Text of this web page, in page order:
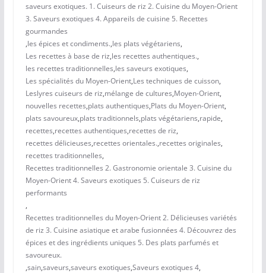
saveurs exotiques. 1. Cuiseurs de riz 2. Cuisine du Moyen-Orient
3. Saveurs exotiques 4. Appareils de cuisine 5. Recettes
gourmandes
,les épices et condiments.,les plats végétariens,
Les recettes à base de riz,les recettes authentiques.,
les recettes traditionnelles,les saveurs exotiques,
Les spécialités du Moyen-Orient,Les techniques de cuisson,
Leslyres cuiseurs de riz,mélange de cultures,Moyen-Orient,
nouvelles recettes,plats authentiques,Plats du Moyen-Orient,
plats savoureux,plats traditionnels,plats végétariens,rapide,
recettes,recettes authentiques,recettes de riz,
recettes délicieuses,recettes orientales.,recettes originales,
recettes traditionnelles,
Recettes traditionnelles 2. Gastronomie orientale 3. Cuisine du
Moyen-Orient 4. Saveurs exotiques 5. Cuiseurs de riz
performants
,
Recettes traditionnelles du Moyen-Orient 2. Délicieuses variétés
de riz 3. Cuisine asiatique et arabe fusionnées 4. Découvrez des
épices et des ingrédients uniques 5. Des plats parfumés et
savoureux.
,sain,saveurs,saveurs exotiques,Saveurs exotiques 4,